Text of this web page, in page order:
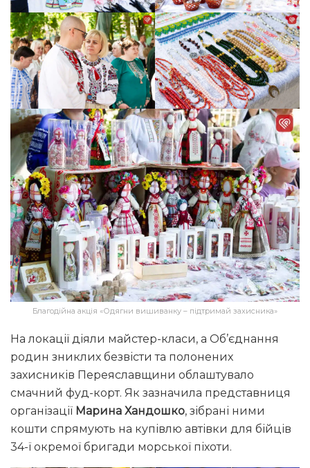
Благодійна акція «Одягни вишиванку – підтримай захисника»
На локації діяли майстер-класи, а Об’єднання
родин зниклих безвісти та полонених
захисників Переяславщини облаштувало
смачний фуд-корт. Як зазначила представниця
організації Марина Хандошко, зібрані ними
кошти спрямують на купівлю автівки для бійців
34-ї окремої бригади морської піхоти.